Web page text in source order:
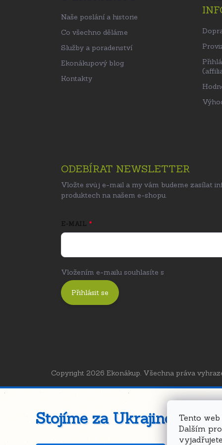
Tento
Dalším
Naše poslání a historie
Co všechno děláme
Služby a poradenství
Ekonákupový blog
Kontakty
ODEBÍRAT NEWSLETTER
Vložte svůj e-mail a my vám budeme zasílat
produktech na našem e-shopu.
E-MAIL
Vložením e-mailu souhlasíte s
Přihlásit se
Copyright 2026 Ekonákup. Všechna práva
Stojíme za Ukrajinou ❤️